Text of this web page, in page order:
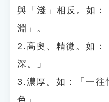
與「淺」相反。如：
淵」。
2.高奧、精微。如：
深。」
3.濃厚。如：「一往
色」。